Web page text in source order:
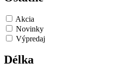
Akcia
Novinky
Výpredaj
Délka